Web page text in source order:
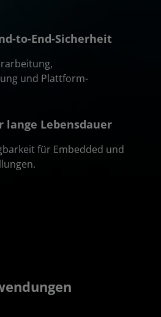
to-End-Sicherheit
und Plattform-
Lebensdauer
für Embedded und